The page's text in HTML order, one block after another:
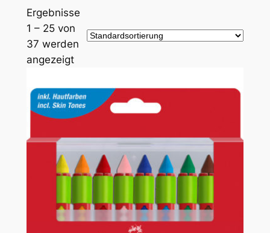
Inhalt
springen
Ergebnisse
1 – 25 von
37 werden
angezeigt